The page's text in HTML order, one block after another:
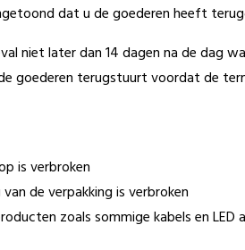
dat u de goederen heeft
niet later dan 14 dagen na de dag
goederen terugstuurt voordat de
is verbroken
de verpakking is verbroken
zoals sommige kabels en LED